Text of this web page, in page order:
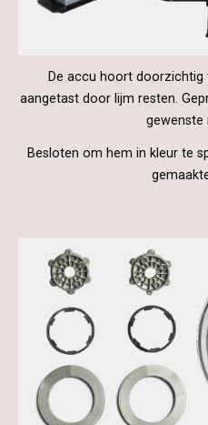
De accu hoort
aangetast door lijm resten.
gewenste
Besloten om hem in kleur te